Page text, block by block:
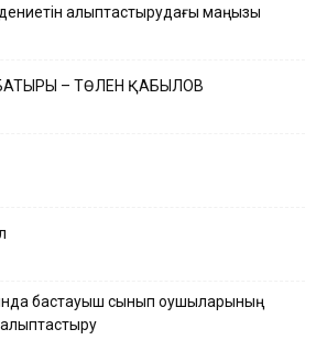
қалыптастырудағы маңызы
– ТӨЛЕН ҚАБЫЛОВ
бастауыш сынып оқушыларының